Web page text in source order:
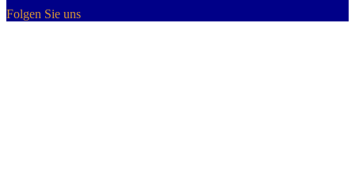
Folgen Sie uns